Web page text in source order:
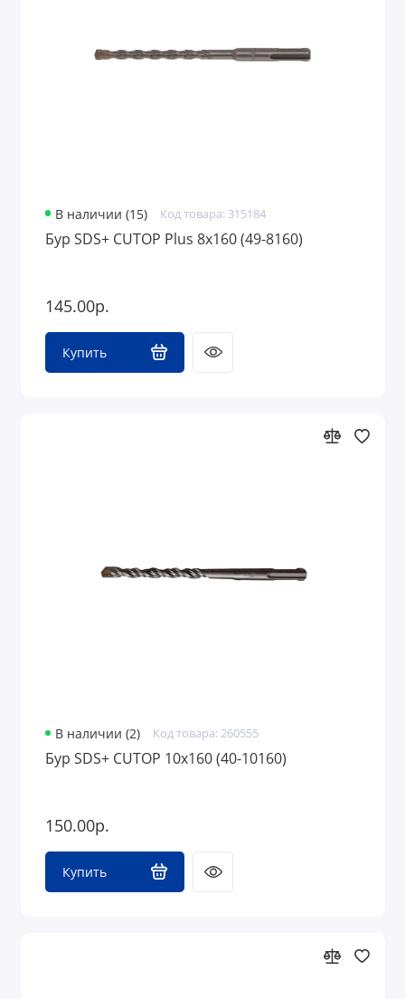
В наличии (15) Код товара: 315184
Бур SDS+ CUTOP Plus 8х160 (49-8160)
145.00р.
Купить
В наличии (2) Код товара: 260555
Бур SDS+ CUTOP 10х160 (40-10160)
150.00р.
Купить